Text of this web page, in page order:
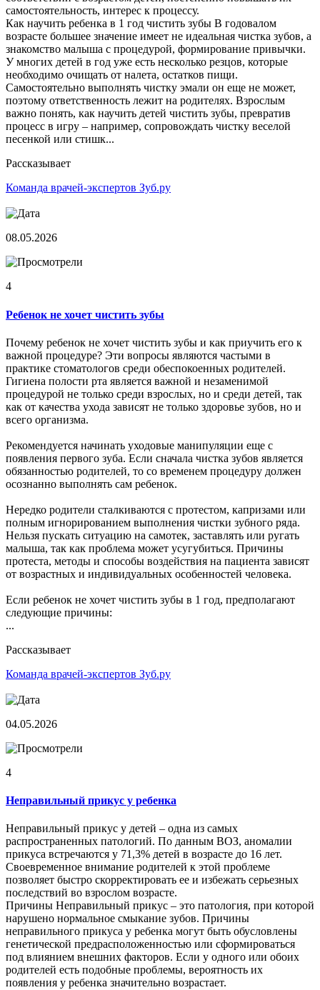
самостоятельность, интерес к процессу.
Как научить ребенка в 1 год чистить зубы В годовалом
возрасте большее значение имеет не идеальная чистка зубов, а
знакомство малыша с процедурой, формирование привычки.
У многих детей в год уже есть несколько резцов, которые
необходимо очищать от налета, остатков пищи.
Самостоятельно выполнять чистку эмали он еще не может,
поэтому ответственность лежит на родителях. Взрослым
важно понять, как научить детей чистить зубы, превратив
процесс в игру – например, сопровождать чистку веселой
песенкой или стишк...
Рассказывает
Команда врачей-экспертов Зуб.ру
08.05.2026
4
Ребенок не хочет чистить зубы
Почему ребенок не хочет чистить зубы и как приучить его к
важной процедуре? Эти вопросы являются частыми в
практике стоматологов среди обеспокоенных родителей.
Гигиена полости рта является важной и незаменимой
процедурой не только среди взрослых, но и среди детей, так
как от качества ухода зависят не только здоровье зубов, но и
всего организма.
Рекомендуется начинать уходовые манипуляции еще с
появления первого зуба. Если сначала чистка зубов является
обязанностью родителей, то со временем процедуру должен
осознанно выполнять сам ребенок.
Нередко родители сталкиваются с протестом, капризами или
полным игнорированием выполнения чистки зубного ряда.
Нельзя пускать ситуацию на самотек, заставлять или ругать
малыша, так как проблема может усугубиться. Причины
протеста, методы и способы воздействия на пациента зависят
от возрастных и индивидуальных особенностей человека.
Если ребенок не хочет чистить зубы в 1 год, предполагают
следующие причины:
...
Рассказывает
Команда врачей-экспертов Зуб.ру
04.05.2026
4
Неправильный прикус у ребенка
Неправильный прикус у детей – одна из самых
распространенных патологий. По данным ВОЗ, аномалии
прикуса встречаются у 71,3% детей в возрасте до 16 лет.
Своевременное внимание родителей к этой проблеме
позволяет быстро скорректировать ее и избежать серьезных
последствий во взрослом возрасте.
Причины Неправильный прикус – это патология, при которой
нарушено нормальное смыкание зубов. Причины
неправильного прикуса у ребенка могут быть обусловлены
генетической предрасположенностью или сформироваться
под влиянием внешних факторов. Если у одного или обоих
родителей есть подобные проблемы, вероятность их
появления у ребенка значительно возрастает.